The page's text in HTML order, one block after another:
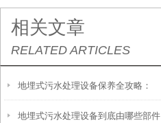
相关文章
RELATED ARTICLES
地埋式污水处理设备保养全攻略：
让“地下卫士”持续高效运转
地埋式污水处理设备到底由哪些部件